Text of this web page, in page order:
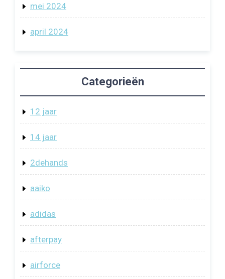
mei 2024
april 2024
Categorieën
12 jaar
14 jaar
2dehands
aaiko
adidas
afterpay
airforce